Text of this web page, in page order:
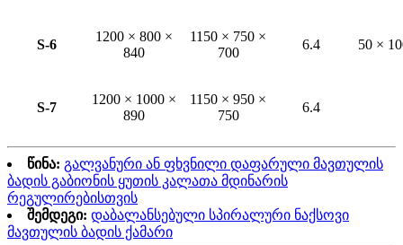
50 ×
S-6
1200 × 800 ×
840
1150 × 750 ×
700
6.4
S-7
1200 × 1000 ×
890
1150 × 950 ×
750
6.4
წინა: გალვანური ან ფხვნილი დაფარული მავთულის
ბადის გაბიონის ყუთის კალათა მდინარის
რეგულირებისთვის
შემდეგი: დაბალანსებული სპირალური ნაქსოვი
მავთულის ბადის ქამარი